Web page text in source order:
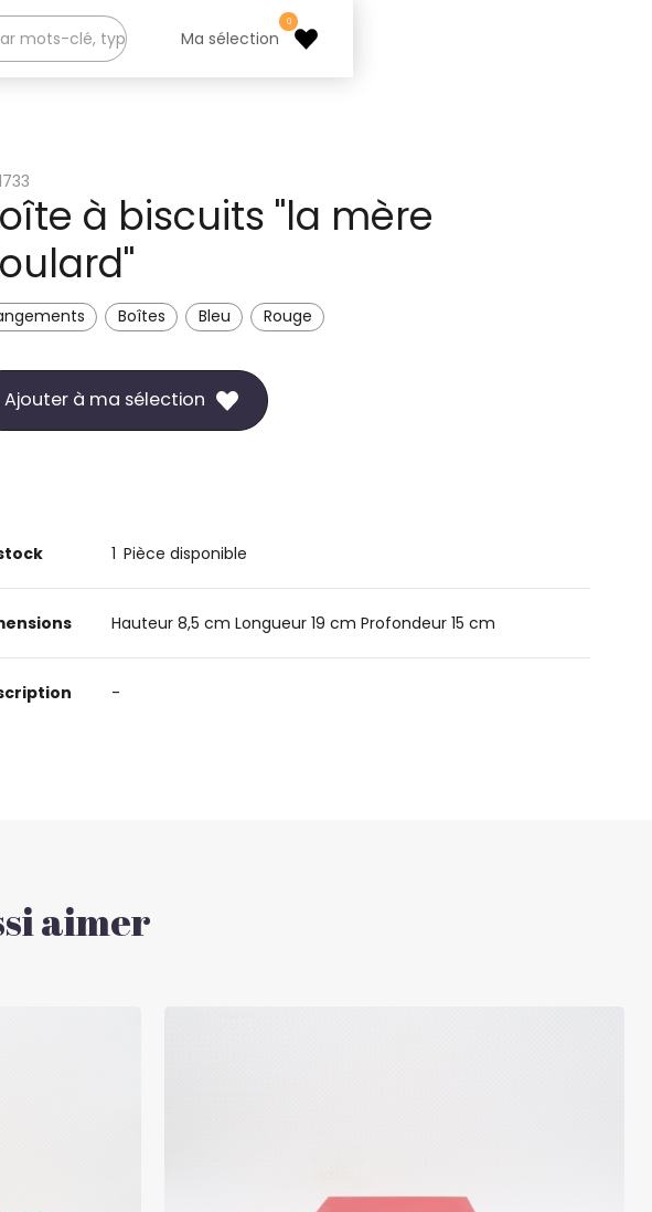
Ma sélection
0
à biscuits "la mère
Boîtes Bleu Rouge
Ajouter à ma sélection
1 Pièce disponible
Hauteur 8,5 cm Longueur 19 cm Profondeur 15 cm
-
aimer